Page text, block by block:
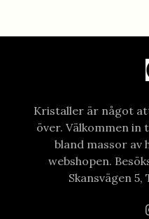
Kristaller är något
över. Välkommen
bland massor av
webshopen.
Skansvägen